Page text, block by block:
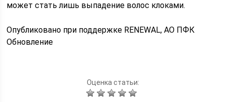
может стать лишь выпадение волос клоками.
Опубликовано при поддержке RENEWAL, АО ПФК
Обновление
Оценка статьи: